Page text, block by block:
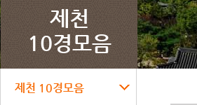
제천
10경모음
제천 10경모음